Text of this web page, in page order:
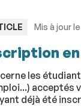
Mis à jour
les
acceptés
déjà été